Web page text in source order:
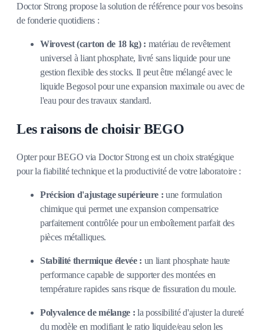
Doctor Strong propose la solution de référence pour vos besoins
de fonderie quotidiens :
Wirovest (carton de 18 kg) : matériau de revêtement
universel à liant phosphate, livré sans liquide pour une
gestion flexible des stocks. Il peut être mélangé avec le
liquide Begosol pour une expansion maximale ou avec de
l'eau pour des travaux standard.
Les raisons de choisir BEGO
Opter pour BEGO via Doctor Strong est un choix stratégique
pour la fiabilité technique et la productivité de votre laboratoire :
Précision d'ajustage supérieure :une formulation
chimique qui permet une expansion compensatrice
parfaitement contrôlée pour un emboîtement parfait des
pièces métalliques.
Stabilité thermique élevée : un liant phosphate haute
performance capable de supporter des montées en
température rapides sans risque de fissuration du moule.
Polyvalence de mélange : la possibilité d'ajuster la dureté
du modèle en modifiant le ratio liquide/eau selon les